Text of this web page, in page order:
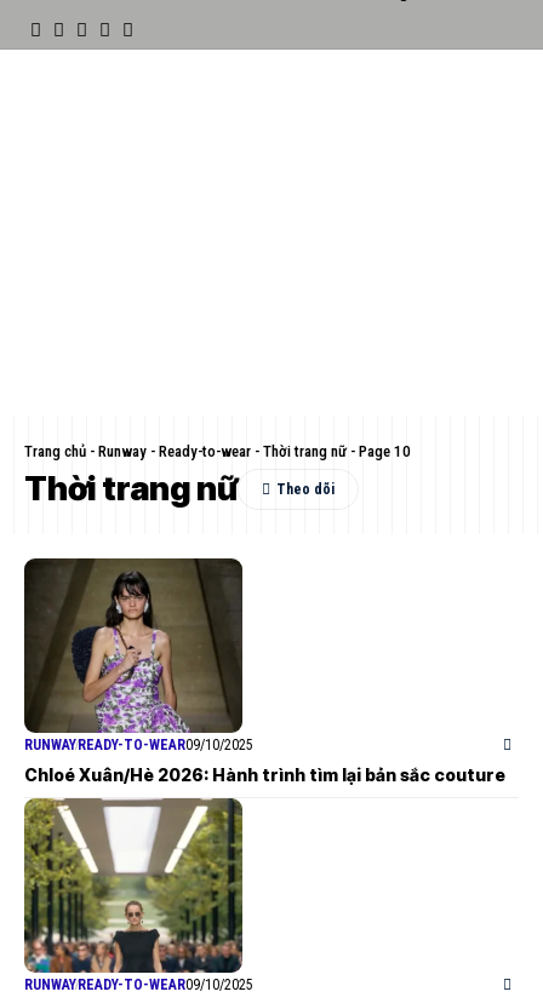
Trang chủ - Runway - Ready-to-wear - Thời trang nữ- Page 10
Thời trang nữ
RUNWAYREADY-TO-WEAR09/10/2025
Chloé Xuân/Hè 2026: Hành trình tìm lại bản sắc couture
RUNWAYREADY-TO-WEAR09/10/2025